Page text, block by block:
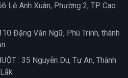
Lê Anh Xuân, Phường 2, TP. Cao
Đặng Văn Ngữ, Phú Trinh, thành
: 35 Nguyễn Du, Tự An, Thành